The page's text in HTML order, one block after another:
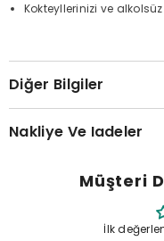
Kokteyllerinizi ve
Diğer Bilgiler
Nakliye Ve Iadeler
Müşteri
İlk